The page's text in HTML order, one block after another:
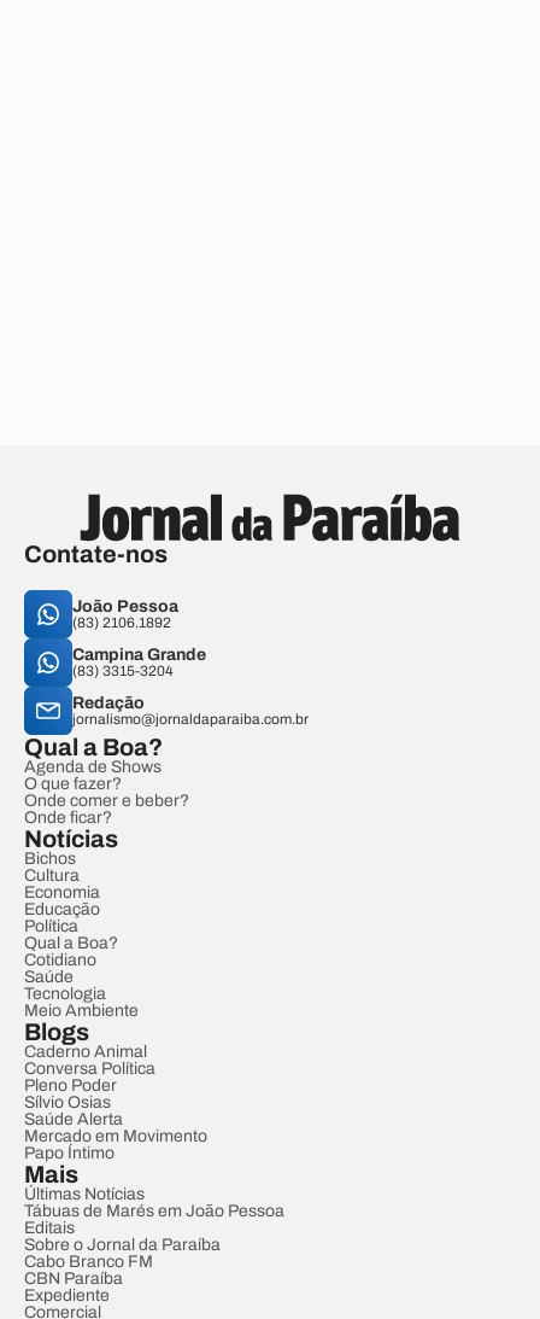
Contate-nos
João Pessoa
(83) 2106.1892
Campina Grande
(83) 3315-3204
Redação
jornalismo@jornaldaparaiba.com.br
Qual a Boa?
Agenda de Shows
O que fazer?
Onde comer e beber?
Onde ficar?
Notícias
Bichos
Cultura
Economia
Educação
Política
Qual a Boa?
Cotidiano
Saúde
Tecnologia
Meio Ambiente
Blogs
Caderno Animal
Conversa Política
Pleno Poder
Sílvio Osias
Saúde Alerta
Mercado em Movimento
Papo Íntimo
Mais
Últimas Notícias
Tábuas de Marés em João Pessoa
Editais
Sobre o Jornal da Paraíba
Cabo Branco FM
CBN Paraíba
Expediente
Comercial